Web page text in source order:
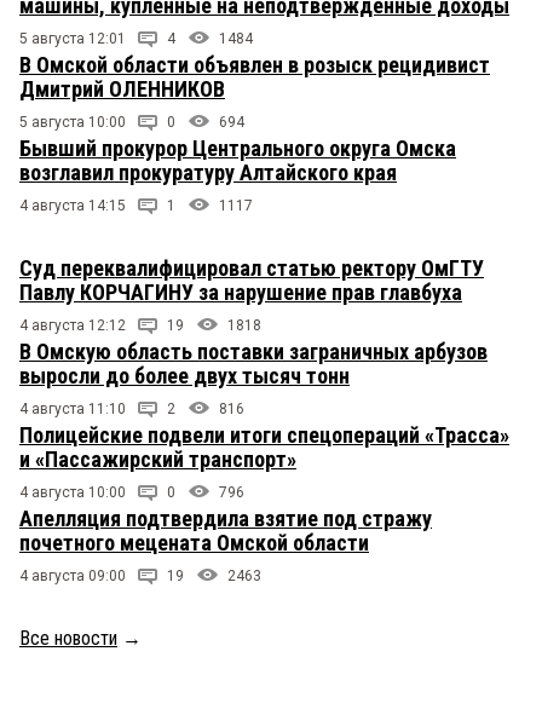
машины, купленные на неподтвержденные доходы
5 августа 12:01 4 1484
В Омской области объявлен в розыск рецидивист
Дмитрий ОЛЕННИКОВ
5 августа 10:00 0 694
Бывший прокурор Центрального округа Омска
возглавил прокуратуру Алтайского края
4 августа 14:15 1 1117
Суд переквалифицировал статью ректору ОмГТУ
Павлу КОРЧАГИНУ за нарушение прав главбуха
4 августа 12:12 19 1818
В Омскую область поставки заграничных арбузов
выросли до более двух тысяч тонн
4 августа 11:10 2 816
Полицейские подвели итоги спецопераций «Трасса»
и «Пассажирский транспорт»
4 августа 10:00 0 796
Апелляция подтвердила взятие под стражу
почетного мецената Омской области
4 августа 09:00 19 2463
Все новости →